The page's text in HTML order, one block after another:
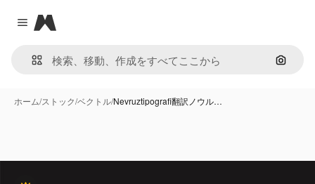
Close menu
Magnific
画像で
ホーム/ストック/ベクトル/Nevruztipografi翻訳ノウル…